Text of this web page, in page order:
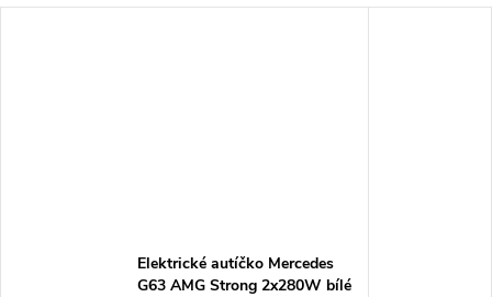
Elektrické autíčko Mercedes
G63 AMG Strong 2x280W bílé